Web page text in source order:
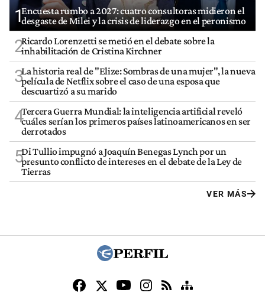
1Encuesta rumbo a 2027: cuatro consultoras midieron el
desgaste de Milei y la crisis de liderazgo en el peronismo
2Ricardo Lorenzetti se metió en el debate sobre la
inhabilitación de Cristina Kirchner
3La historia real de "Elize: Sombras de una mujer", la nueva
película de Netflix sobre el caso de una esposa que
descuartizó a su marido
4Tercera Guerra Mundial: la inteligencia artificial reveló
cuáles serían los primeros países latinoamericanos en ser
derrotados
5Di Tullio impugnó a Joaquín Benegas Lynch por un
presunto conflicto de intereses en el debate de la Ley de
Tierras
VER MÁS